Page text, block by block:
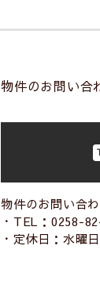
物件のお問い合
物件のお問い合
・TEL：0258-
・定休日：水曜日